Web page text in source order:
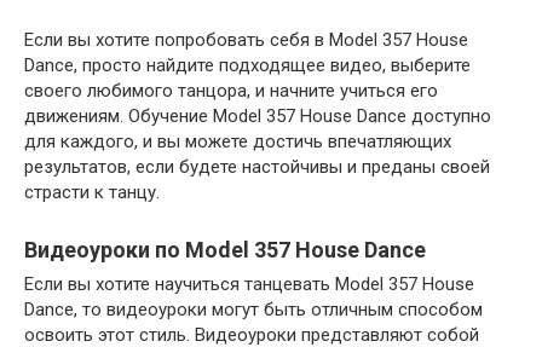
Если вы хотите попробовать себя в Model 357 House
Dance, просто найдите подходящее видео, выберите
своего любимого танцора, и начните учиться его
движениям. Обучение Model 357 House Dance доступно
для каждого, и вы можете достичь впечатляющих
результатов, если будете настойчивы и преданы своей
страсти к танцу.
Видеоуроки по Model 357 House Dance
Если вы хотите научиться танцевать Model 357 House
Dance, то видеоуроки могут быть отличным способом
освоить этот стиль. Видеоуроки представляют собой